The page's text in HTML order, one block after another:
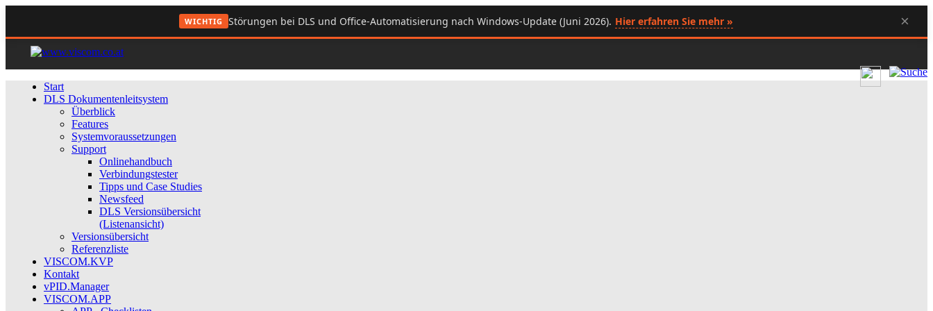
WICHTIG Störungen bei DLS und Office-Automatisierung nach Windows-Update (Juni 2026). Hier erfahren Sie mehr » ×
Start
DLS Dokumentenleitsystem
Überblick
Features
Systemvoraussetzungen
Support
Onlinehandbuch
Verbindungstester
Tipps und Case Studies
Newsfeed
DLS Versionsübersicht
(Listenansicht)
Versionsübersicht
Referenzliste
VISCOM.KVP
Kontakt
vPID.Manager
VISCOM.APP